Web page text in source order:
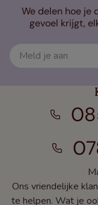
We delen hoe
gevoel krijgt,
Ons vriendelijke
te helpen. Wat je